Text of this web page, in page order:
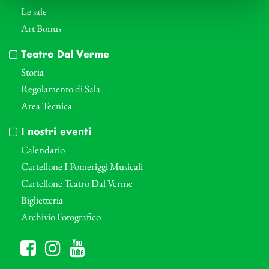
Le sale
Art Bonus
Teatro Dal Verme
Storia
Regolamento di Sala
Area Tecnica
I nostri eventi
Calendario
Cartellone I Pomeriggi Musicali
Cartellone Teatro Dal Verme
Biglietteria
Archivio Fotografico